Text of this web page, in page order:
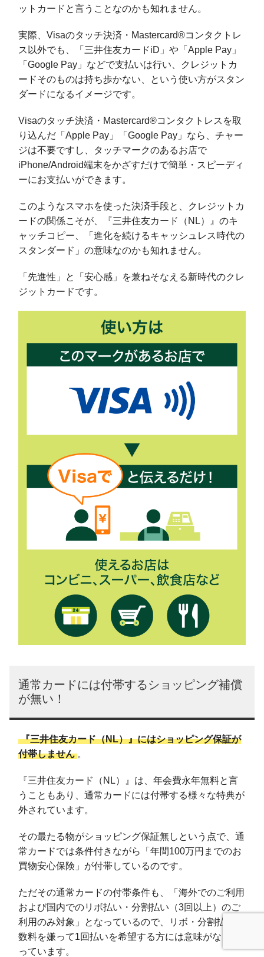
ットカードと言うことなのかも知れません。
実際、Visaのタッチ決済・Mastercard®コンタクトレ
ス以外でも、「三井住友カードiD」や「Apple Pay」
「Google Pay」などで支払いは行い、クレジットカ
ードそのものは持ち歩かない、という使い方がスタン
ダードになるイメージです。
Visaのタッチ決済・Mastercard®コンタクトレスを取
り込んだ「Apple Pay」「Google Pay」なら、チャー
ジは不要ですし、タッチマークのあるお店で
iPhone/Android端末をかざすだけで簡単・スピーディ
ーにお支払いができます。
このようなスマホを使った決済手段と、クレジットカ
ードの関係こそが、『三井住友カード（NL）』のキ
ャッチコピー、「進化を続けるキャッシュレス時代の
スタンダード」の意味なのかも知れません。
「先進性」と「安心感」を兼ねそなえる新時代のクレ
ジットカードです。
通常カードには付帯するショッピング補償
が無い！
『三井住友カード（NL）』にはショッピング保証が
付帯しません 。
『三井住友カード（NL）』は、年会費永年無料と言
うこともあり、通常カードには付帯する様々な特典が
外されています。
その最たる物がショッピング保証無しという点で、通
常カードでは条件付きながら「年間100万円までのお
買物安心保険」が付帯しているのです。
ただその通常カードの付帯条件も、「海外でのご利用
および国内でのリボ払い・分割払い（3回以上）のご
利用のみ対象」となっているので、リボ・分割払い手
数料を嫌って1回払いを希望する方には意味がなくな
っています。